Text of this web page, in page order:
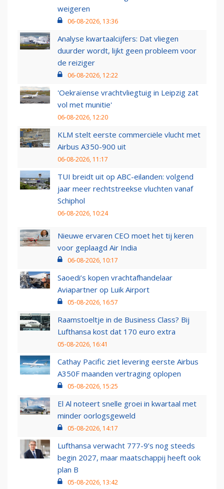
weigeren
06-08-2026, 13:36
Analyse kwartaalcijfers: Dat vliegen
duurder wordt, lijkt geen probleem voor
de reiziger
06-08-2026, 12:22
'Oekraïense vrachtvliegtuig in Leipzig zat
vol met munitie'
06-08-2026, 12:20
KLM stelt eerste commerciële vlucht met
Airbus A350-900 uit
06-08-2026, 11:17
TUI breidt uit op ABC-eilanden: volgend
jaar meer rechtstreekse vluchten vanaf
Schiphol
06-08-2026, 10:24
Nieuwe ervaren CEO moet het tij keren
voor geplaagd Air India
06-08-2026, 10:17
Saoedi’s kopen vrachtafhandelaar
Aviapartner op Luik Airport
05-08-2026, 16:57
Raamstoeltje in de Business Class? Bij
Lufthansa kost dat 170 euro extra
05-08-2026, 16:41
Cathay Pacific ziet levering eerste Airbus
A350F maanden vertraging oplopen
05-08-2026, 15:25
El Al noteert snelle groei in kwartaal met
minder oorlogsgeweld
05-08-2026, 14:17
Lufthansa verwacht 777-9’s nog steeds
begin 2027, maar maatschappij heeft ook
plan B
05-08-2026, 13:42